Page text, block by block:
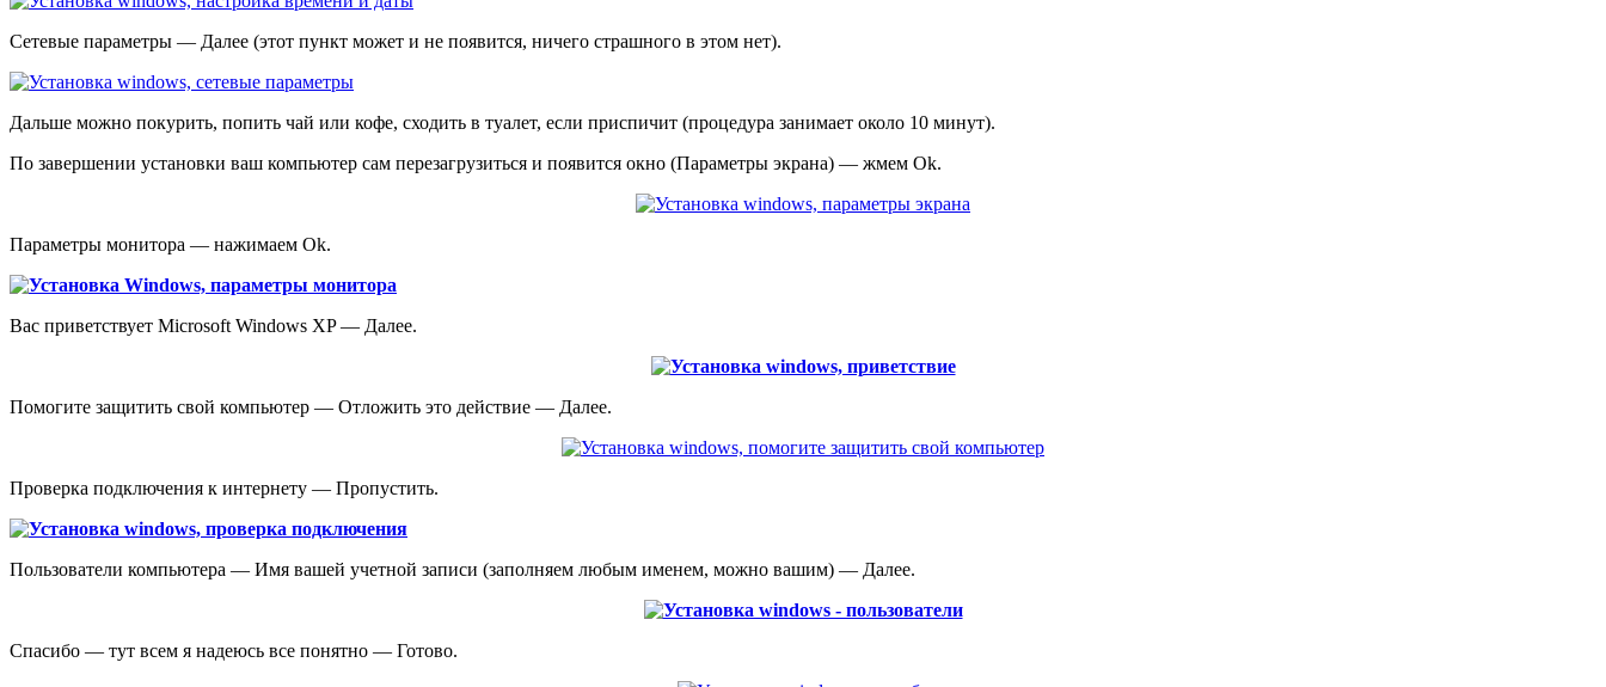
Сетевые параметры — Далее (этот пункт может и не появится, ничего страшного в этом нет).
Дальше можно покурить, попить чай или кофе, сходить в туалет, если приспичит (процедура занимает около 10 минут).
По завершении установки ваш компьютер сам перезагрузиться и появится окно (Параметры экрана) — жмем Ok.
Параметры монитора — нажимаем Ok.
Вас приветствует Microsoft Windows XP — Далее.
Помогите защитить свой компьютер — Отложить это действие — Далее.
Проверка подключения к интернету — Пропустить.
Пользователи компьютера — Имя вашей учетной записи (заполняем любым именем, можно вашим) — Далее.
Спасибо — тут всем я надеюсь все понятно — Готово.